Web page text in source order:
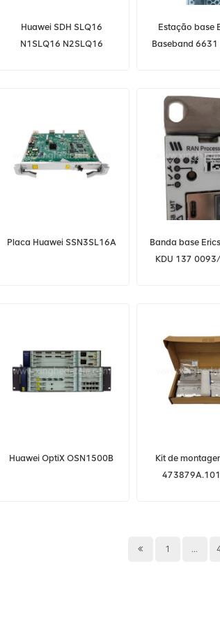
Huawei SDH SLQ16
N1SLQ16 N2SLQ16
Estação base
Baseband 6631
Placa Huawei SSN3SL16A
Banda base
KDU 137
Huawei OptiX OSN1500B
Kit de
1 ...